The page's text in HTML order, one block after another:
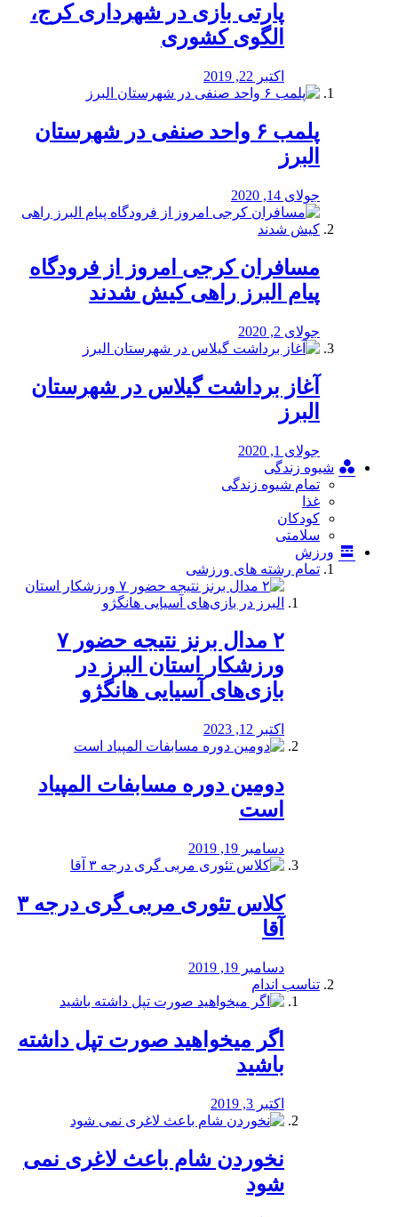
پارتی بازی در شهرداری کرج،
الگوی کشوری
اکتبر 22, 2019
پلمب ۶ واحد صنفی در شهرستان
البرز
جولای 14, 2020
مسافران کرجی امروز از فرودگاه
پیام البرز راهی کیش شدند
جولای 2, 2020
آغاز برداشت گیلاس در شهرستان
البرز
جولای 1, 2020
شیوه زندگی
تمام شیوه زندگی
غذا
کودکان
سلامتی
ورزش
تمام رشته های ورزشی
۲ مدال برنز نتیجه حضور ۷
ورزشکار استان البرز در
بازی‌های آسیایی هانگژو
اکتبر 12, 2023
دومین دوره مسابفات المپیاد
است
دسامبر 19, 2019
کلاس تئوری مربی گری درجه ۳
آقا
دسامبر 19, 2019
تناسب اندام
اگر میخواهید صورت تپل داشته
باشید
اکتبر 3, 2019
نخوردن شام باعث لاغری نمی
‌شود